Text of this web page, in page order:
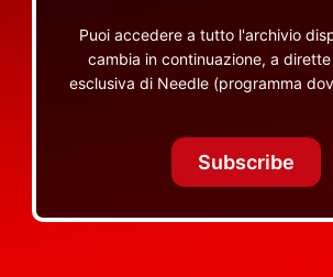
Puoi accedere a tutto l'archivio
cambia in continuazione, a
esclusiva di Needle (programma
TV non visibili da nessuna
Subscribe